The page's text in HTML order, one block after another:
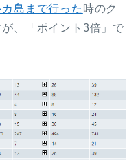
島まで行った 時のク
、「ポイント3倍」で